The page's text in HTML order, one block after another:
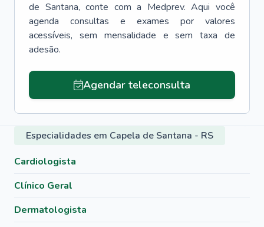
de Santana, conte com a Medprev. Aqui você
agenda consultas e exames por valores
acessíveis, sem mensalidade e sem taxa de
adesão.
Agendar teleconsulta
Especialidades em Capela de Santana - RS
Cardiologista
Clínico Geral
Dermatologista